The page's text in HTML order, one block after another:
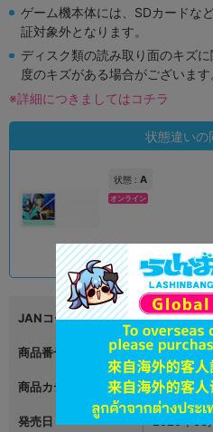
ゲーム機本体には、SDカードな
証対象外となります。
ディスク類の読み取り面のキズ
度のキズがある場合がございます
※詳細につきましてはコチラ
状態違いの
状態 : A
オンライン
在庫あり 690円 税込
JANコード
商品番号 L05316567
商品カテゴリ グッズ
発売日 2020年06